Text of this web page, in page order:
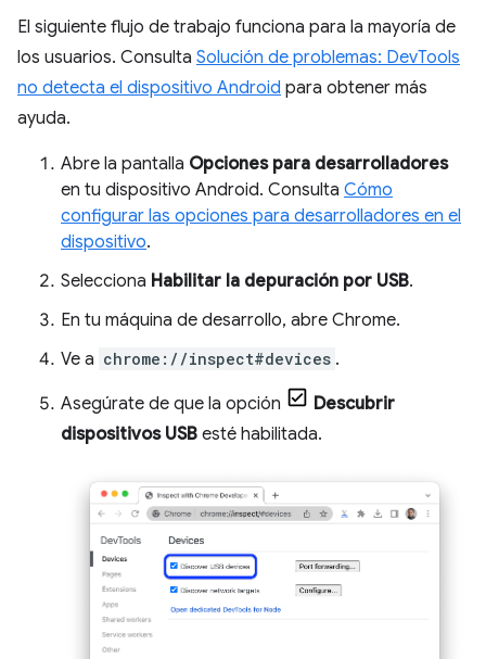
El siguiente flujo de trabajo funciona para la mayoría de
los usuarios. Consulta Solución de problemas: DevTools
no detecta el dispositivo Android para obtener más
ayuda.
Abre la pantalla Opciones para desarrolladores
en tu dispositivo Android. Consulta Cómo
configurar las opciones para desarrolladores en el
dispositivo.
Selecciona Habilitar la depuración por USB.
En tu máquina de desarrollo, abre Chrome.
Ve a chrome://inspect#devices .
Asegúrate de que la opción
Descubrir
dispositivos USB esté habilitada.